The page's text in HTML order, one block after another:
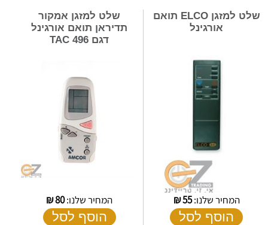
שלט למזגן ELCO תואם
אורגינל
המחיר שלנו:55
₪
הוסף לסל
שלט למזגן אמקור
תדיראן תואם אורגינל
דגם TAC 496
המחיר שלנו:80
₪
הוסף לסל